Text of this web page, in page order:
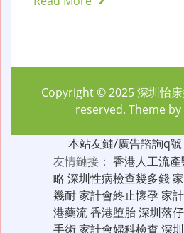
Copyright © 2025深圳怡
reserved. Theme by
本站友鏈/廣告諮詢q
友情鏈接： 香港人工流
略 深圳性病檢查幾多錢
幾耐家計會終止懷孕家
港藥流香港堕胎深圳落
手術家計會婦科檢查 深